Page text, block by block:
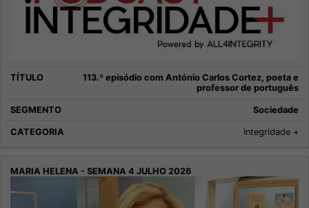
113.º episódio com António Carlos Cortez, poeta e
professor de português
Sociedade
Integridade +